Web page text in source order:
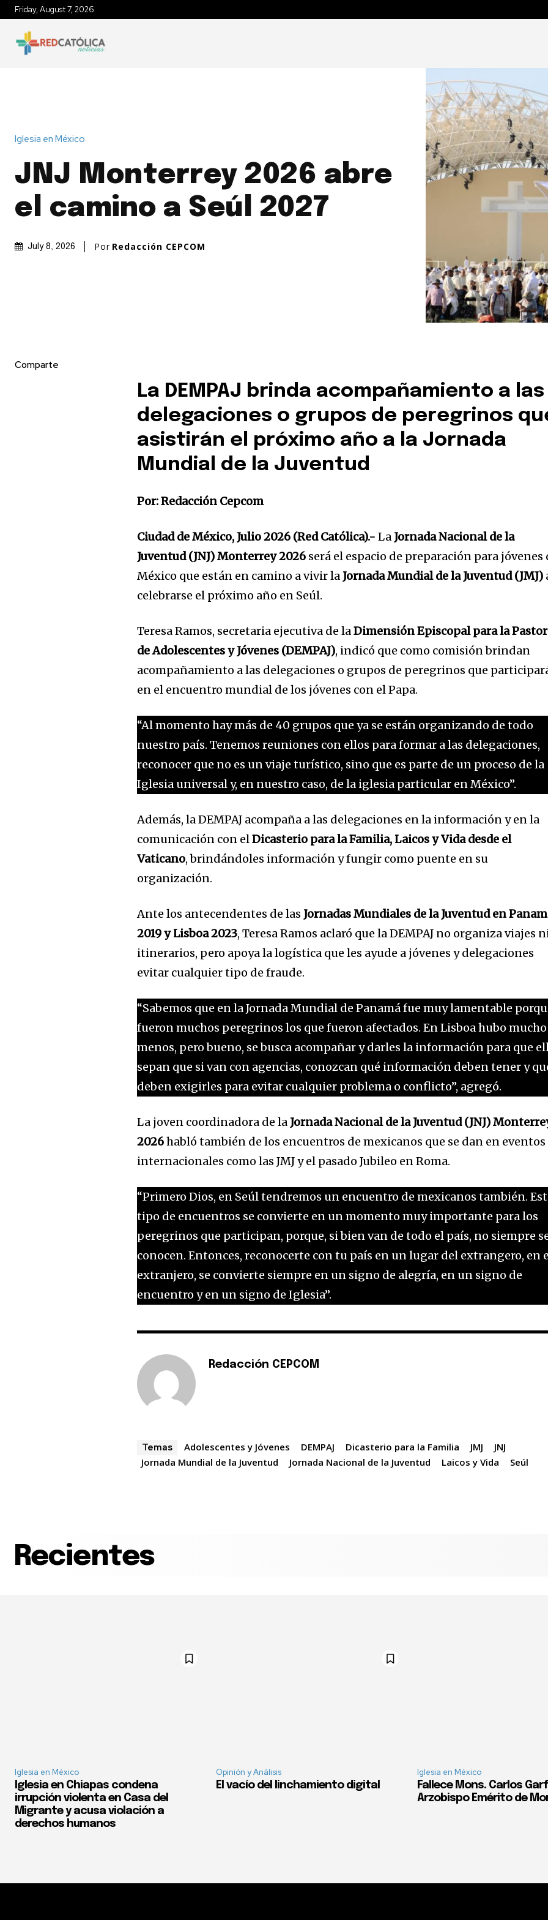
Friday, August 7, 2026
Iglesia en México
JNJ Monterrey 2026 abre
el camino a Seúl 2027
July 8, 2026 Por Redacción CEPCOM
Comparte
La DEMPAJ brinda acompañamiento a las
delegaciones o grupos de peregrinos
asistirán el próximo año a la Jornada
Mundial de la Juventud
Por: Redacción Cepcom
Ciudad de México, Julio 2026 (Red Católica).- La Jornada Nacional de la
Juventud (JNJ) Monterrey 2026 será el espacio de preparación para jóvenes
México que están en camino a vivir la Jornada Mundial de la Juventud (JMJ)
celebrarse el próximo año en Seúl.
Teresa Ramos, secretaria ejecutiva de laDimensión Episcopal para la
de Adolescentes y Jóvenes (DEMPAJ), indicó que como comisión brindan
acompañamiento a las delegaciones o grupos de peregrinos que
en el encuentro mundial de los jóvenes con el Papa.
“Al momento hay más de 40 grupos que ya se están organizando de todo
nuestro país. Tenemos reuniones con ellos para formar a las delegaciones,
reconocer que no es un viaje turístico, sino que es parte de un proceso de la
Iglesia universal y, en nuestro caso, de la iglesia particular en México”.
Además, la DEMPAJ acompaña a las delegaciones en la información y en la
comunicación con elDicasterio para la Familia, Laicos y Vida desde el
Vaticano, brindándoles información y fungir como puente en su
organización.
Ante los antecendentes de las Jornadas Mundiales de la Juventud en
2019 y Lisboa 2023, Teresa Ramos aclaró que la DEMPAJ no organiza viajes
itinerarios, pero apoya la logística que les ayude a jóvenes y delegaciones
evitar cualquier tipo de fraude.
“Sabemos que en la Jornada Mundial de Panamá fue muy lamentable
fueron muchos peregrinos los que fueron afectados. En Lisboa hubo mucho
menos, pero bueno, se busca acompañar y darles la información para que
sepan que si van con agencias, conozcan qué información deben tener y
deben exigirles para evitar cualquier problema o conflicto”, agregó.
La joven coordinadora de la Jornada Nacional de la Juventud (JNJ)
2026habló también de los encuentros de mexicanos que se dan en eventos
internacionales como las JMJ y el pasado Jubileo en Roma.
“Primero Dios, en Seúl tendremos un encuentro de mexicanos también.
tipo de encuentros se convierte en un momento muy importante para los
peregrinos que participan, porque, si bien van de todo el país, no siempre
conocen. Entonces, reconocerte con tu país en un lugar del extrangero, en
extranjero, se convierte siempre en un signo de alegría, en un signo de
encuentro y en un signo de Iglesia”.
Redacción CEPCOM
Temas Adolescentes y Jóvenes DEMPAJ Dicasterio para la Familia JMJ
JNJ
Jornada Mundial de la Juventud
Jornada Nacional de la Juventud Laicos y Vida Seúl
Recientes
Iglesia en México
Iglesia en Chiapas condena
irrupción violenta en Casa del
Migrante y acusa violación a
derechos humanos
Opinión y Análisis
El vacío del linchamiento digital
Iglesia en México
Fallece Mons. Carlos
Arzobispo Emérito de